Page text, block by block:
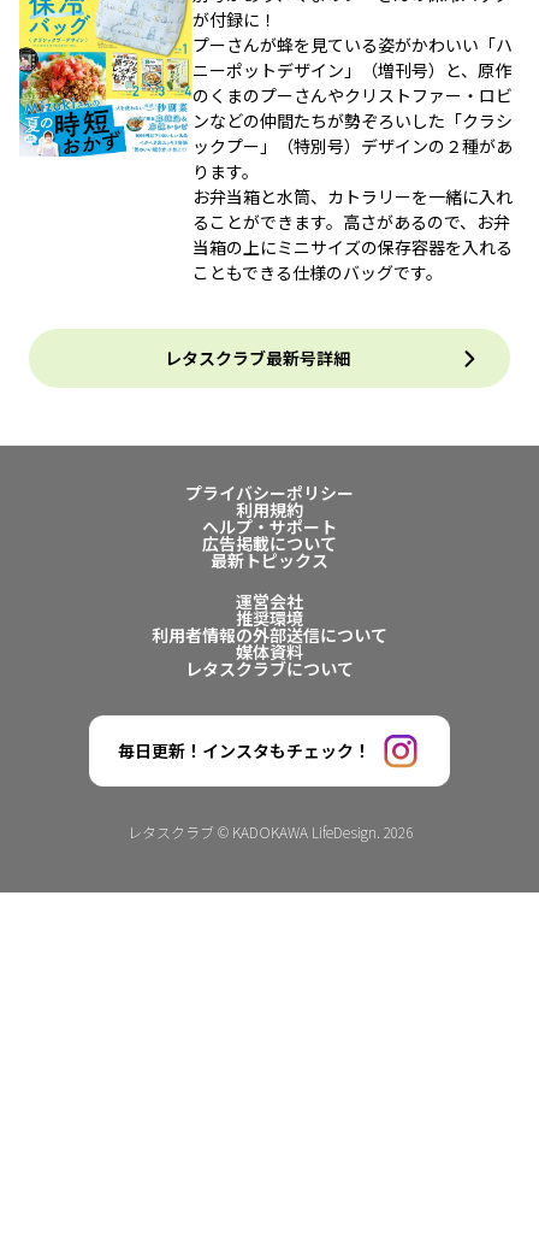
が付録に！
プーさんが蜂を見ている姿がかわいい「ハ
ニーポットデザイン」（増刊号）と、原作
のくまのプーさんやクリストファー・ロビ
ンなどの仲間たちが勢ぞろいした「クラシ
ックプー」（特別号）デザインの２種があ
ります。
お弁当箱と水筒、カトラリーを一緒に入れ
ることができます。高さがあるので、お弁
当箱の上にミニサイズの保存容器を入れる
こともできる仕様のバッグです。
レタスクラブ最新号詳細
プライバシーポリシー
利用規約
ヘルプ・サポート
広告掲載について
最新トピックス
運営会社
推奨環境
利用者情報の外部送信について
媒体資料
レタスクラブについて
毎日更新！インスタもチェック！
レタスクラブ © KADOKAWA LifeDesign. 2026